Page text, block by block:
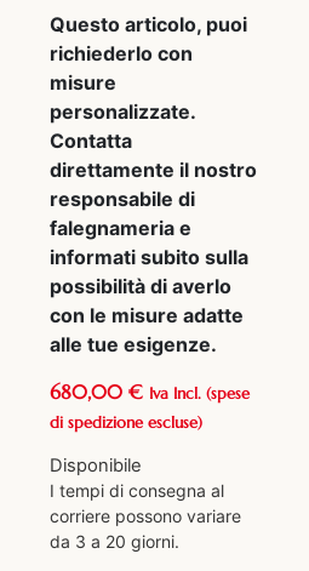
Questo articolo, puoi
richiederlo con
misure
personalizzate.
Contatta
direttamente il nostro
responsabile di
falegnameria e
informati subito sulla
possibilità di averlo
con le misure adatte
alle tue esigenze.
680,00 € Iva Incl. (spese
di spedizione escluse)
Disponibile
I tempi di consegna al
corriere possono variare
da 3 a 20 giorni.